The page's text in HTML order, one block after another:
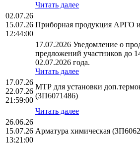
Читать далее
02.07.26
15.07.26
12:44:00
Приборная продукция АРГО
17.07.2026 Уведомление о
предложений участников до
02.07.2026 года.
Читать далее
17.07.26
22.07.26
21:59:00
МТР для установки
(ЗП6071486)
Читать далее
26.06.26
15.07.26
13:21:00
Арматура химическая